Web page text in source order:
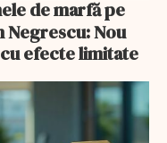
Nou
efecte limitate